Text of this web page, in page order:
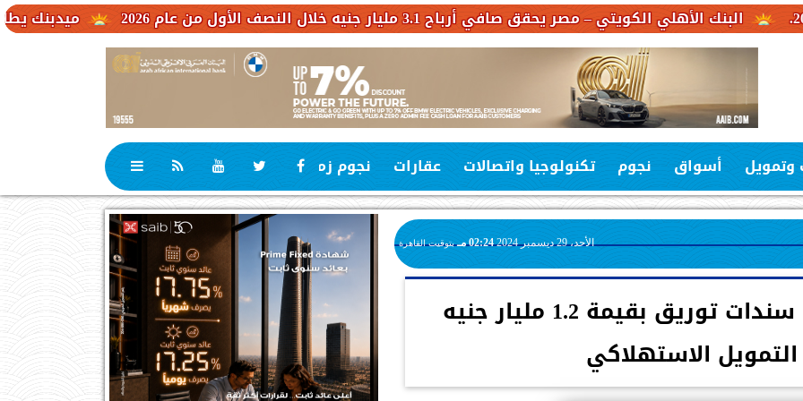
ميدبنك يطلق شهادة MID Plus بعائد متغير يصل إلى 19.65% لمدة ثلاث سنوات الكويتي – مصر يحقق صافي أرباح 3.1 مليار جنيه خلال النصف الأول من عام 2026
وتمويل أسواق نجوم تكنولوجيا واتصالات عقارات نجوم زمان رياضة
الأحد، 29 ديسمبر 2024 02:24 مـ بتوقيت القاهرة
كونتكت تغلق إصدارها سندات توريق بقيمة 1.2 مليار جنيه
الاستهلاكي